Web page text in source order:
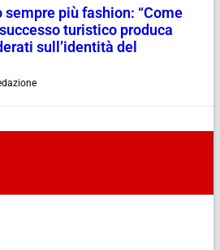
sempre più fashion: “Come
turistico produca
sull’identità del